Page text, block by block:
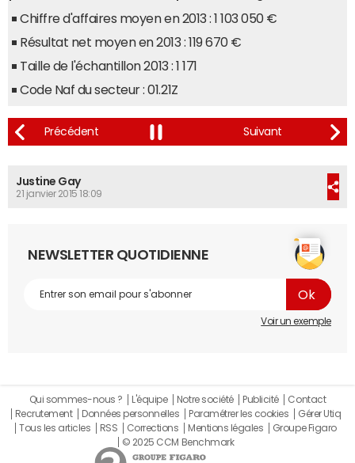
Chiffre d'affaires moyen en 2013 : 1 103 050 €
Résultat net moyen en 2013 : 119 670 €
Taille de l'échantillon 2013 : 1 171
Code Naf du secteur : 01.21Z
Justine Gay
21 janvier 2015 18:09
NEWSLETTER QUOTIDIENNE
Voir un exemple
Qui sommes-nous ? L'équipe Notre société Publicité
Contact
Recrutement
Données personnelles Paramétrer les cookies
Gérer Utiq
Tous les articles
RSS Corrections Mentions légales
Groupe Figaro
© 2025 CCM Benchmark